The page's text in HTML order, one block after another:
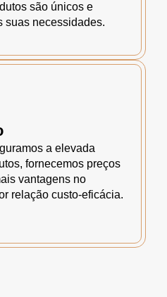
são únicos e
suas necessidades.
a elevada
fornecemos preços
vantagens no
relação custo-eficácia.